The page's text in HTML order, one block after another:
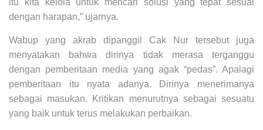
dengan harapan,” ujarnya.
Wabup yang akrab dipanggil Cak Nur tersebut juga
menyatakan bahwa dirinya tidak merasa terganggu
dengan pemberitaan media yang agak “pedas”. Apalagi
pemberitaan itu nyata adanya. Dirinya menerimanya
sebagai masukan. Kritikan menurutnya sebagai sesuatu
yang baik untuk terus melakukan perbaikan.